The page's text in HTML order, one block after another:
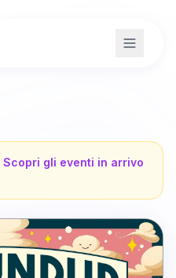
Scopri gli eventi in arrivo